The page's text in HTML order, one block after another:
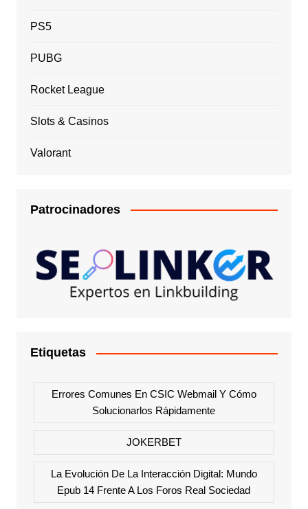
PS5
PUBG
Rocket League
Slots & Casinos
Valorant
Patrocinadores
Etiquetas
Errores Comunes En CSIC Webmail Y Cómo
Solucionarlos Rápidamente
JOKERBET
La Evolución De La Interacción Digital: Mundo
Epub 14 Frente A Los Foros Real Sociedad